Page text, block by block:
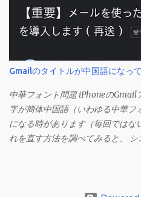
度は大丈夫です。 Mac の場合、
「Excel」をクリックして環境設
（カンマ）」 でも開きます）。
Gmailのタイトルが中国語になっ
中華フォント問題 iPhoneの
字が簡体中国語（いわゆる中華フ
になる時があります（毎回ではな
れを直す方法を調べてみると、